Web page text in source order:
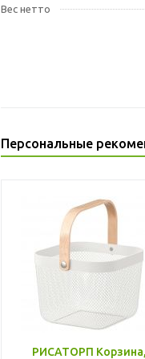
Вес нетто
Персональные
РИСАТОРП